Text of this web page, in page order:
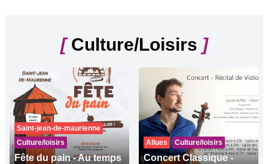
[Culture/Loisirs ]
Saint-jean-de-maurienne
Culture/loisirs
Fête du pain - Au temps
Allues Culture/loisirs
Concert Classique -